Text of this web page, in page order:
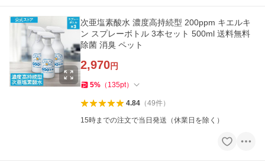
次亜塩素酸水 濃度高持続型 200ppm キエルキ
ン スプレーボトル 3本セット 500ml 送料無料
除菌 消臭 ペット
2,970円
5% （ 135pt）
4.84（49件）
15時までの注文で当日発送（休業日を除く）